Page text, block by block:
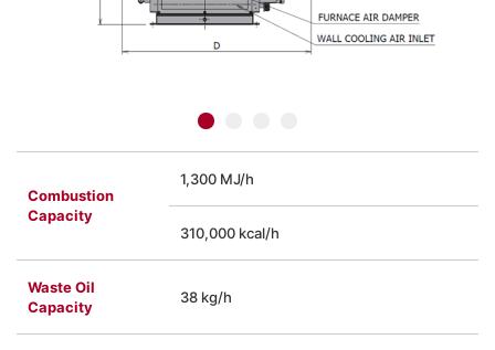
Combustion
Capacity
1,300 MJ/h
310,000 kcal/h
Waste Oil
Capacity
38 kg/h